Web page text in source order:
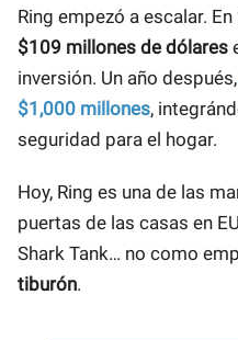
Ring empezó a escalar.
$109 millones de dólares
inversión. Un año después,
$1,000 millones,
seguridad para el hogar.
Hoy, Ring es una de las
puertas de las casas en
Shark Tank… no como
tiburón.